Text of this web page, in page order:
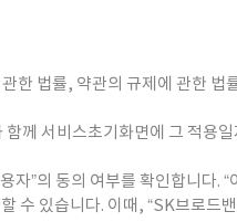
법률, 약관의 규제에 관한 법
께 서비스초기화면에 그 적용일
”의 동의 여부를 확인합니다. “
수 있습니다. 이때, “SK브로드